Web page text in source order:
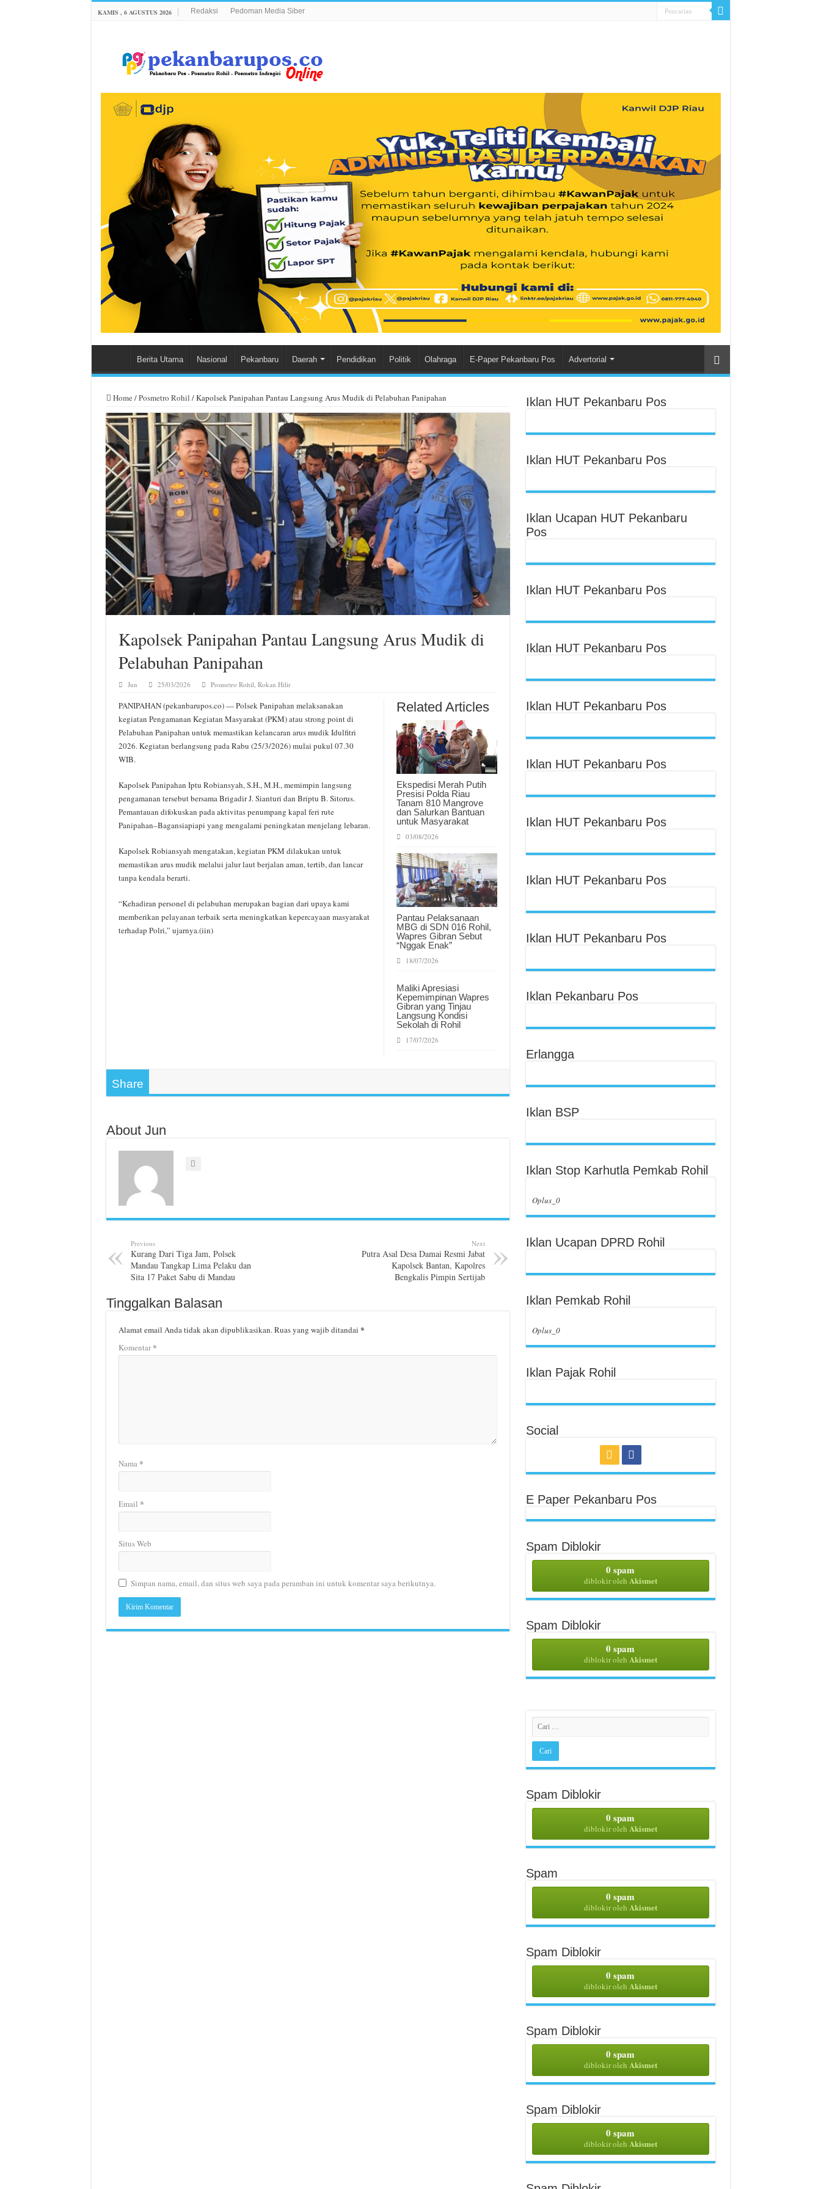
KAMIS , 6 AGUSTUS 2026 Redaksi Pedoman Media Siber
Berita Utama Nasional Pekanbaru Daerah Pendidikan Politik Olahraga E-Paper Pekanbaru Pos Advertorial
Home /Posmetro Rohil /Kapolsek Panipahan Pantau Langsung Arus Mudik di Pelabuhan Panipahan
Kapolsek Panipahan Pantau Langsung Arus Mudik di
Pelabuhan Panipahan
Jun 25/03/2026 Posmetro Rohil, Rokan Hilir
Related Articles
Ekspedisi Merah Putih
Presisi Polda Riau
Tanam 810 Mangrove
dan Salurkan Bantuan
untuk Masyarakat
03/08/2026
Pantau Pelaksanaan
MBG di SDN 016 Rohil,
Wapres Gibran Sebut
“Nggak Enak”
18/07/2026
Maliki Apresiasi
Kepemimpinan Wapres
Gibran yang Tinjau
Langsung Kondisi
Sekolah di Rohil
17/07/2026
PANIPAHAN (pekanbarupos.co) — Polsek Panipahan melaksanakan
kegiatan Pengamanan Kegiatan Masyarakat (PKM) atau strong point di
Pelabuhan Panipahan untuk memastikan kelancaran arus mudik Idulfitri
2026. Kegiatan berlangsung pada Rabu (25/3/2026) mulai pukul 07.30
WIB.
Kapolsek Panipahan Iptu Robiansyah, S.H., M.H., memimpin langsung
pengamanan tersebut bersama Brigadir J. Sianturi dan Briptu B. Sitorus.
Pemantauan difokuskan pada aktivitas penumpang kapal feri rute
Panipahan–Bagansiapiapi yang mengalami peningkatan menjelang lebaran.
Kapolsek Robiansyah mengatakan, kegiatan PKM dilakukan untuk
memastikan arus mudik melalui jalur laut berjalan aman, tertib, dan lancar
tanpa kendala berarti.
“Kehadiran personel di pelabuhan merupakan bagian dari upaya kami
memberikan pelayanan terbaik serta meningkatkan kepercayaan masyarakat
terhadap Polri,” ujarnya.(iin)
Share
About Jun
Previous
Kurang Dari Tiga Jam, Polsek
Mandau Tangkap Lima Pelaku dan
Sita 17 Paket Sabu di Mandau
Next
Putra Asal Desa Damai Resmi Jabat
Kapolsek Bantan, Kapolres
Bengkalis Pimpin Sertijab
Tinggalkan Balasan
Alamat email Anda tidak akan dipublikasikan.Ruas yang wajib ditandai *
Komentar*
Nama *
Email *
Situs Web
Simpan nama, email, dan situs web saya pada peramban ini untuk komentar saya berikutnya.
Iklan HUT Pekanbaru Pos
Iklan HUT Pekanbaru Pos
Iklan Ucapan HUT Pekanbaru
Pos
Iklan HUT Pekanbaru Pos
Iklan HUT Pekanbaru Pos
Iklan HUT Pekanbaru Pos
Iklan HUT Pekanbaru Pos
Iklan HUT Pekanbaru Pos
Iklan HUT Pekanbaru Pos
Iklan HUT Pekanbaru Pos
Iklan Pekanbaru Pos
Erlangga
Iklan BSP
Iklan Stop Karhutla Pemkab Rohil
Oplus_0
Iklan Ucapan DPRD Rohil
Iklan Pemkab Rohil
Oplus_0
Iklan Pajak Rohil
Social
E Paper Pekanbaru Pos
Spam Diblokir
0 spam
diblokir oleh Akismet
Spam Diblokir
0 spam
diblokir oleh Akismet
Spam Diblokir
0 spam
diblokir oleh Akismet
Spam
0 spam
diblokir oleh Akismet
Spam Diblokir
0 spam
diblokir oleh Akismet
Spam Diblokir
0 spam
diblokir oleh Akismet
Spam Diblokir
0 spam
diblokir oleh Akismet